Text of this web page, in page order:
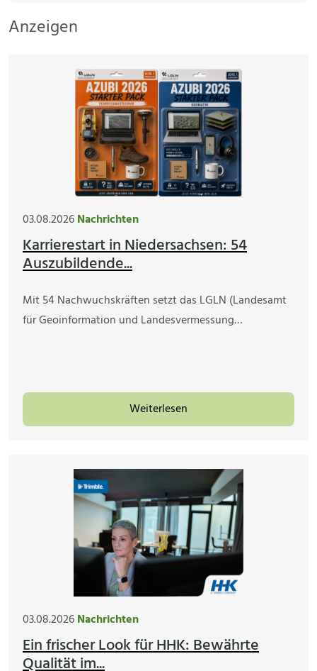
Anzeigen
03.08.2026Nachrichten
Karrierestart in Niedersachsen: 54
Auszubildende...
Mit 54 Nachwuchskräften setzt das LGLN (Landesamt
für Geoinformation und Landesvermessung…
Weiterlesen
03.08.2026Nachrichten
Ein frischer Look für HHK: Bewährte
Qualität im...